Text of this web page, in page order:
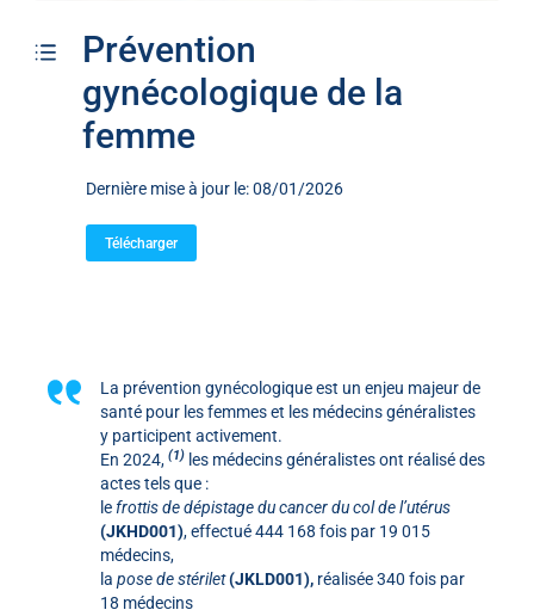
Prévention
gynécologique de la
femme
Dernière mise à jour le: 08/01/2026
Télécharger
La prévention gynécologique est un enjeu majeur de
santé pour les femmes et les médecins généralistes
y participent activement.
En 2024, (1) les médecins généralistes ont réalisé des
actes tels que :
lefrottis de dépistage du cancer du col de l’utérus
(JKHD001), effectué 444 168 fois par 19 015
médecins,
la pose de stérilet(JKLD001), réalisée 340 fois par
18 médecins